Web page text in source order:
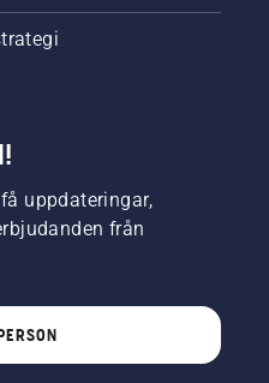
uppdateringar,
från